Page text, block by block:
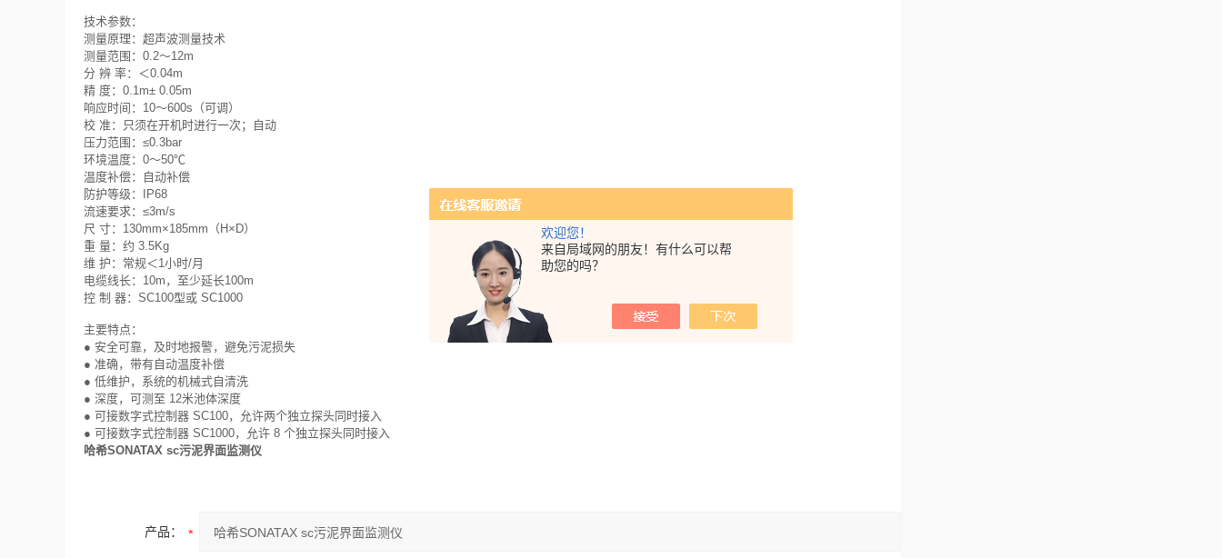
欢迎您！
来自局域网的朋友！有什么可以帮
助您的吗？
技术参数：
测量原理：超声波测量技术
测量范围：0.2～12m
分 辨 率：＜0.04m
精 度：0.1m± 0.05m
响应时间：10～600s（可调）
校 准：只须在开机时进行一次；自动
压力范围：≤0.3bar
环境温度：0～50℃
温度补偿：自动补偿
防护等级：IP68
流速要求：≤3m/s
尺 寸：130mm×185mm（H×D）
重 量：约 3.5Kg
维 护：常规＜1小时/月
电缆线长：10m，至少延长100m
控 制 器：SC100型或 SC1000
主要特点：
● 安全可靠，及时地报警，避免污泥损失
● 准确，带有自动温度补偿
● 低维护，系统的机械式自清洗
● 深度，可测至 12米池体深度
● 可接数字式控制器 SC100，允许两个独立探头同时接入
● 可接数字式控制器 SC1000，允许 8 个独立探头同时接入
哈希SONATAX sc污泥界面监测仪
产品：